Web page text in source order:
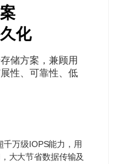
化
储方案，兼顾用
性、可靠性、低
万级IOPS能力，用
大大节省数据传输及